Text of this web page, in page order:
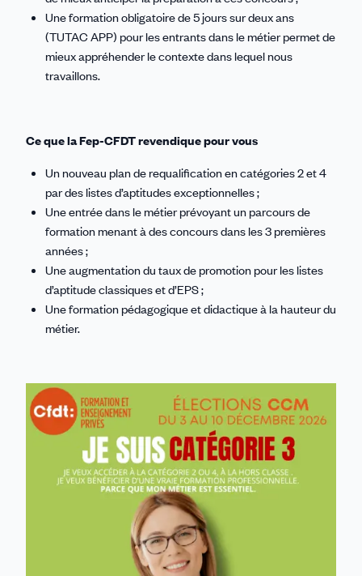
Une formation obligatoire de 5 jours sur deux ans
(TUTAC APP) pour les entrants dans le métier permet de
mieux appréhender le contexte dans lequel nous
travaillons.
Ce que la Fep-CFDT revendique pour vous
Un nouveau plan de requalification en catégories 2 et 4
par des listes d’aptitudes exceptionnelles ;
Une entrée dans le métier prévoyant un parcours de
formation menant à des concours dans les 3 premières
années ;
Une augmentation du taux de promotion pour les listes
d’aptitude classiques et d’EPS ;
Une formation pédagogique et didactique à la hauteur du
métier.